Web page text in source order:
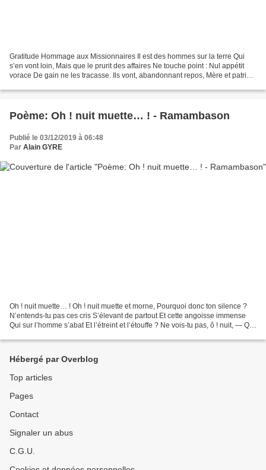
Gratitude Hommage aux Missionnaires Il est des hommes sur la terre Qui
s’en vont loin, Mais que le prurit des affaires Ne touche point : Nul appétit
vorace De gain ne les tracasse. Ils vont, abandonnant repos, Mère et patrie,
Poème: Oh ! nuit muette… ! - Ramambason
Publié le 03/12/2019 à 06:48
Par Alain GYRE
Oh ! nuit muette… ! Oh ! nuit muette et morne, Pourquoi donc ton silence ?
N’entends-tu pas ces cris S’élevant de partout Et cette angoisse immense
Qui sur l’homme s’abat Et l’étreint et l’étouffe ? Ne vois-tu pas, ô ! nuit, — Qui
Hébergé par Overblog
Top articles
Pages
Contact
Signaler un abus
C.G.U.